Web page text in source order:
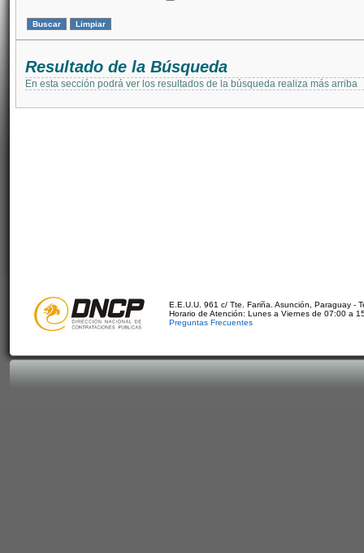
Resultado de la Búsqueda
En esta sección podrá ver los resultados de la búsqueda realiza más arriba
E.E.U.U. 961 c/ Tte. Fariña. Asunción, Paraguay -
Horario de Atención: Lunes a Viernes de 07:00 a
Preguntas Frecuentes